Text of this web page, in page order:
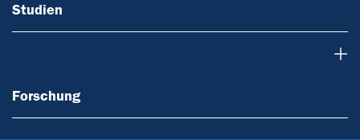
Studien
Forschung